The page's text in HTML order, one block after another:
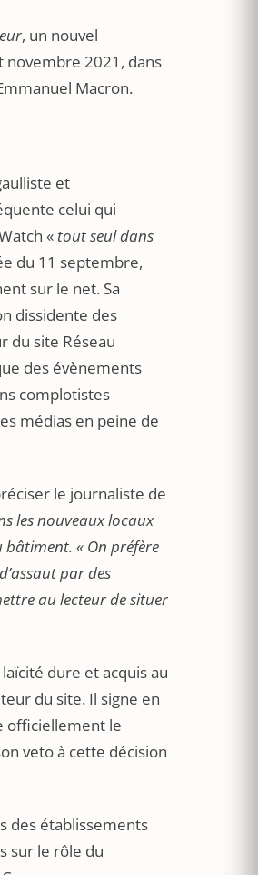
, un nouvel
novembre 2021, dans
Macron.
et
celui qui
« tout seul dans
du 11 septembre,
sur le net. Sa
dissidente des
du site Réseau
des évènements
complotistes
médias en peine de
le journaliste de
les nouveaux locaux
bâtiment. « On préfère
par des
au lecteur de situer
dure et acquis au
du site. Il signe en
officiellement le
veto à cette décision
des établissements
sur le rôle du